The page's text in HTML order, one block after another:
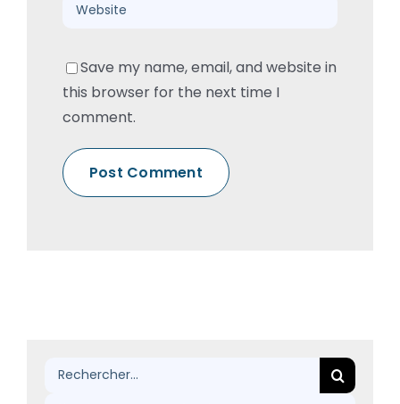
Save my name, email, and website in
this browser for the next time I
comment.
Rechercher: